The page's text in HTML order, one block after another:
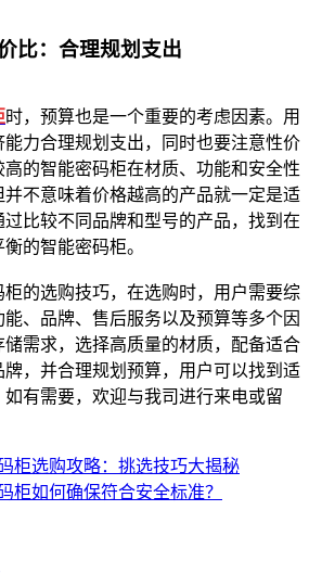
：合理规划支出
时，预算也是一个重要的考虑因素。用
力合理规划支出，同时也要注意性价
高的智能密码柜在材质、功能和安全性
不意味着价格越高的产品就一定是适
比较不同品牌和型号的产品，找到在
的智能密码柜。
选购技巧，在选购时，用户需要综
、品牌、售后服务以及预算等多个因
需求，选择高质量的材质，配备适合
，并合理规划预算，用户可以找到适
有需要，欢迎与我司进行来电或留
柜选购攻略：挑选技巧大揭秘
柜如何确保符合安全标准？